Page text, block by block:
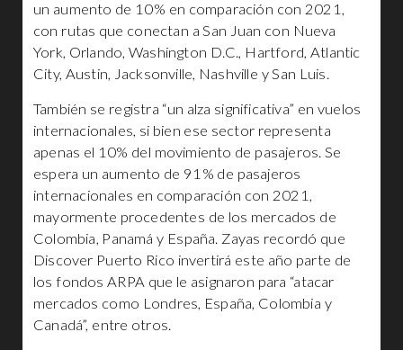
un aumento de 10% en comparación con 2021,
con rutas que conectan a San Juan con Nueva
York, Orlando, Washington D.C., Hartford, Atlantic
City, Austin, Jacksonville, Nashville y San Luis.
También se registra “un alza significativa” en vuelos
internacionales, si bien ese sector representa
apenas el 10% del movimiento de pasajeros. Se
espera un aumento de 91% de pasajeros
internacionales en comparación con 2021,
mayormente procedentes de los mercados de
Colombia, Panamá y España. Zayas recordó que
Discover Puerto Rico invertirá este año parte de
los fondos ARPA que le asignaron para “atacar
mercados como Londres, España, Colombia y
Canadá”, entre otros.